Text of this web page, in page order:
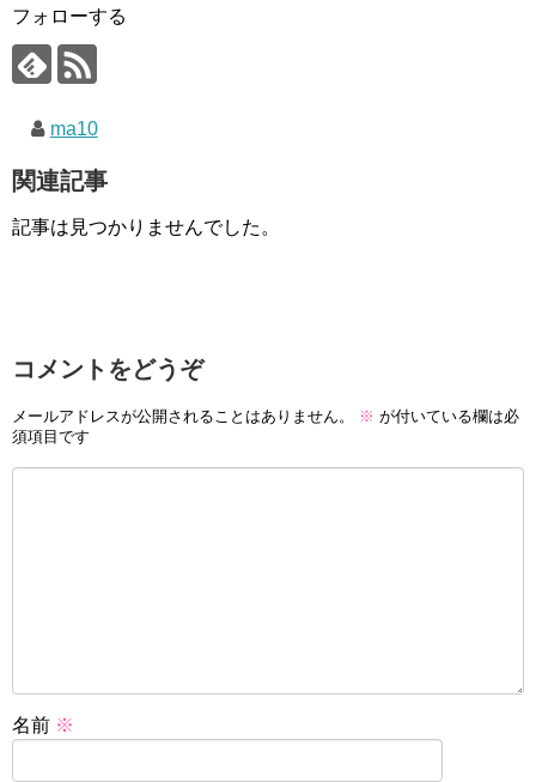
フォローする
ma10
関連記事
記事は見つかりませんでした。
コメントをどうぞ
メールアドレスが公開されることはありません。 ※ が付いている欄は必
須項目です
名前 ※